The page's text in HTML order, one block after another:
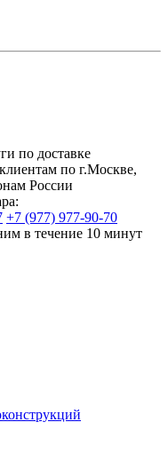
по доставке
по г.Москве,
России
+7 (977) 977-90-70
в течение 10 минут